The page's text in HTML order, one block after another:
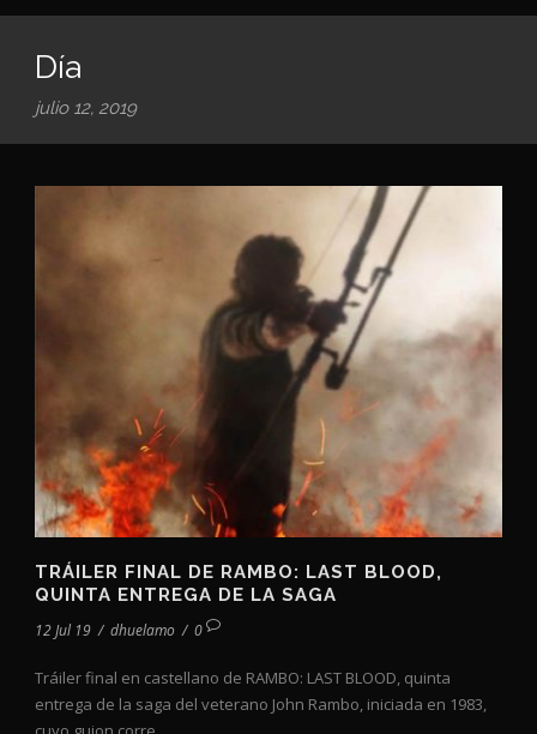
Día
julio 12, 2019
TRÁILER FINAL DE RAMBO: LAST BLOOD,
QUINTA ENTREGA DE LA SAGA
12 Jul 19 / dhuelamo / 0
Tráiler final en castellano de RAMBO: LAST BLOOD, quinta
entrega de la saga del veterano John Rambo, iniciada en 1983,